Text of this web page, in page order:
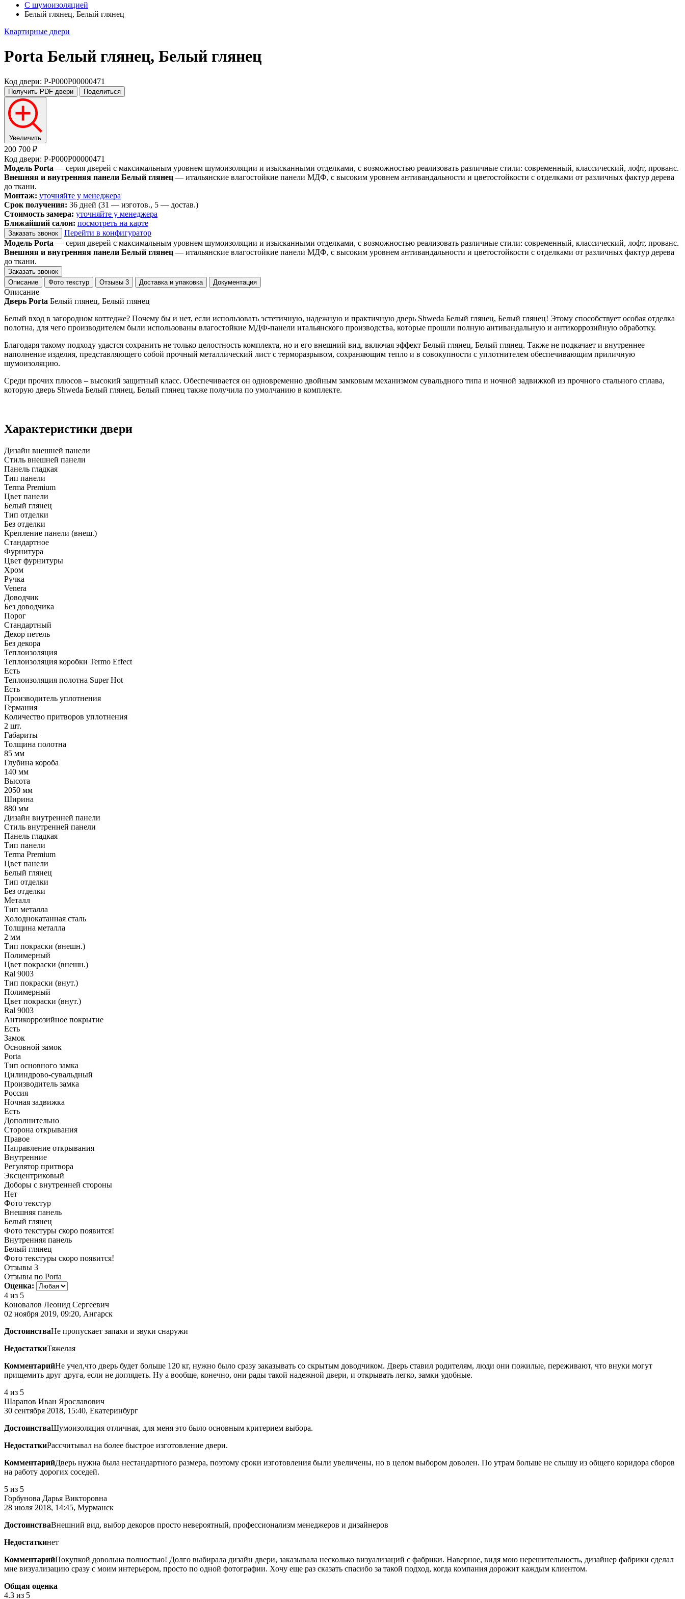
С шумоизоляцией
Белый глянец, Белый глянец
Квартирные двери
Porta Белый глянец, Белый глянец
Код двери: P-P000P00000471
Получить PDF двери Поделиться
Увеличить
200 700 ₽
Код двери: P-P000P00000471
Модель Porta — серия дверей с максимальным уровнем шумоизоляции и изысканными отделками, с возможностью реализовать различные стили: современный, классический, лофт, прованс.
Внешняя и внутренняя панели Белый глянец — итальянские влагостойкие панели МДФ, с высоким уровнем антивандальности и цветостойкости с отделками от различных фактур дерева
до ткани.
Монтаж: уточняйте у менеджера
Срок получения: 36 дней (31 — изготов., 5 — достав.)
Стоимость замера: уточняйте у менеджера
Ближайший салон: посмотреть на карте
Заказать звонок
Перейти в конфигуратор
Модель Porta — серия дверей с максимальным уровнем шумоизоляции и изысканными отделками, с возможностью реализовать различные стили: современный, классический, лофт, прованс.
Внешняя и внутренняя панели Белый глянец — итальянские влагостойкие панели МДФ, с высоким уровнем антивандальности и цветостойкости с отделками от различных фактур дерева
до ткани.
Заказать звонок
Описание
Фото текстур Отзывы 3 Доставка и упаковка Документация
Описание
Дверь Porta Белый глянец, Белый глянец
Белый вход в загородном коттедже? Почему бы и нет, если использовать эстетичную, надежную и практичную дверь Shweda Белый глянец, Белый глянец! Этому способствует особая отделка
полотна, для чего производителем были использованы влагостойкие МДФ-панели итальянского производства, которые прошли полную антивандальную и антикоррозийную обработку.
Благодаря такому подходу удастся сохранить не только целостность комплекта, но и его внешний вид, включая эффект Белый глянец, Белый глянец. Также не подкачает и внутреннее
наполнение изделия, представляющего собой прочный металлический лист с терморазрывом, сохраняющим тепло и в совокупности с уплотнителем обеспечивающим приличную
шумоизоляцию.
Среди прочих плюсов – высокий защитный класс. Обеспечивается он одновременно двойным замковым механизмом сувальдного типа и ночной задвижкой из прочного стального сплава,
которую дверь Shweda Белый глянец, Белый глянец также получила по умолчанию в комплекте.
Характеристики двери
Дизайн внешней панели
Стиль внешней панели
Панель гладкая
Тип панели
Terma Premium
Цвет панели
Белый глянец
Тип отделки
Без отделки
Крепление панели (внеш.)
Стандартное
Фурнитура
Цвет фурнитуры
Хром
Ручка
Venera
Доводчик
Без доводчика
Порог
Стандартный
Декор петель
Без декора
Теплоизоляция
Теплоизоляция коробки Termo Effect
Есть
Теплоизоляция полотна Super Нot
Есть
Производитель уплотнения
Германия
Количество притворов уплотнения
2 шт.
Габариты
Толщина полотна
85 мм
Глубина короба
140 мм
Высота
2050 мм
Ширина
880 мм
Дизайн внутренней панели
Стиль внутренней панели
Панель гладкая
Тип панели
Terma Premium
Цвет панели
Белый глянец
Тип отделки
Без отделки
Металл
Тип металла
Холоднокатанная сталь
Толщина металла
2 мм
Тип покраски (внешн.)
Полимерный
Цвет покраски (внешн.)
Ral 9003
Тип покраски (внут.)
Полимерный
Цвет покраски (внут.)
Ral 9003
Антикоррозийное покрытие
Есть
Замок
Основной замок
Porta
Тип основного замка
Цилиндрово-сувальдный
Производитель замка
Россия
Ночная задвижка
Есть
Дополнительно
Сторона открывания
Правое
Направление открывания
Внутренние
Регулятор притвора
Эксцентриковый
Доборы с внутренней стороны
Нет
Фото текстур
Внешняя панель
Белый глянец
Фото текстуры скоро появится!
Внутренняя панель
Белый глянец
Фото текстуры скоро появится!
Отзывы 3
Отзывы по Porta
Оценка:
4 из 5
Коновалов Леонид Сергеевич
02 ноября 2019, 09:20, Ангарск
ДостоинстваНе пропускает запахи и звуки снаружи
НедостаткиТяжелая
КомментарийНе учел,что дверь будет больше 120 кг, нужно было сразу заказывать со скрытым доводчиком. Дверь ставил родителям, люди они пожилые, переживают, что внуки могут
прищемить друг друга, если не доглядеть. Ну а вообще, конечно, они рады такой надежной двери, и открывать легко, замки удобные.
4 из 5
Шарапов Иван Ярославович
30 сентября 2018, 15:40, Екатеринбург
ДостоинстваШумоизоляция отличная, для меня это было основным критерием выбора.
НедостаткиРассчитывал на более быстрое изготовление двери.
КомментарийДверь нужна была нестандартного размера, поэтому сроки изготовления были увеличены, но в целом выбором доволен. По утрам больше не слышу из общего коридора сборов
на работу дорогих соседей.
5 из 5
Горбунова Дарья Викторовна
28 июля 2018, 14:45, Мурманск
ДостоинстваВнешний вид, выбор декоров просто невероятный, профессионализм менеджеров и дизайнеров
Недостаткинет
КомментарийПокупкой довольна полностью! Долго выбирала дизайн двери, заказывала несколько визуализаций с фабрики. Наверное, видя мою нерешительность, дизайнер фабрики сделал
мне визуализацию сразу с моим интерьером, просто по одной фотографии. Хочу еще раз сказать спасибо за такой подход, когда компания дорожит каждым клиентом.
Общая оценка
4.3 из 5